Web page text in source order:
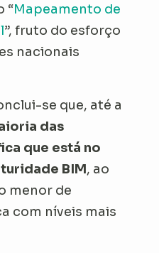
“Mapeamento de
”, fruto do esforço
nacionais
se que, até a
das
que está no
BIM, ao
menor de
com níveis mais